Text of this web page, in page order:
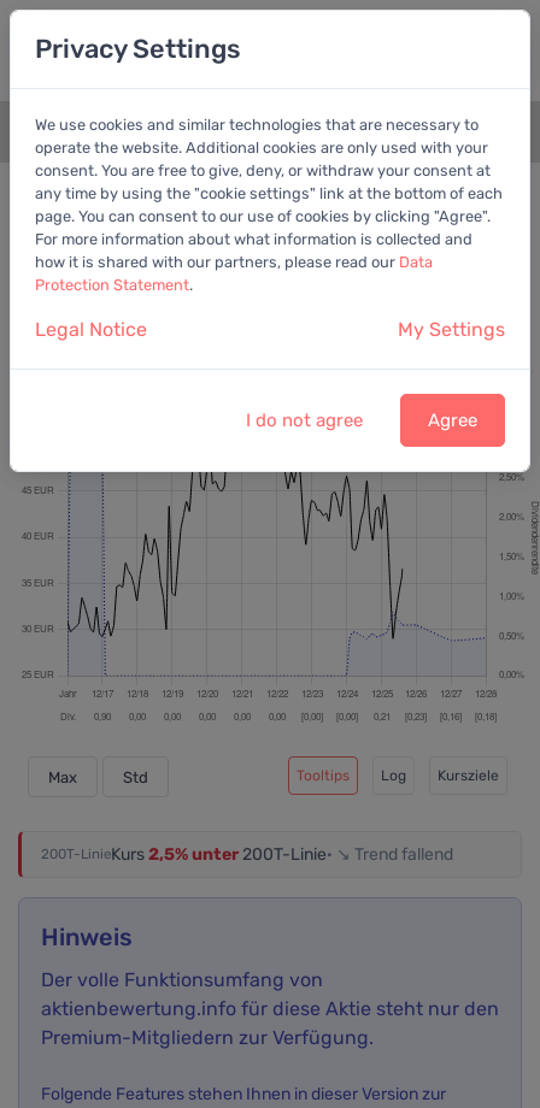
+
Bewertungschart Dividende
Empfohlen: Ber. Gewinn
Qiagen N.V. 36,58 EUR vom6.8.2026
Max Std Tooltips Log Kursziele
200T-LinieKurs2,5% unter200T-Linie· ↘ Trend fallend
Hinweis
Der volle Funktionsumfang von
aktienbewertung.info für diese Aktie steht nur den
Premium-Mitgliedern zur Verfügung.
Folgende Features stehen Ihnen in dieser Version zur
Privacy Settings
We use cookies and similar technologies that are necessary to
operate the website. Additional cookies are only used with your
consent. You are free to give, deny, or withdraw your consent at
any time by using the "cookie settings" link at the bottom of each
page. You can consent to our use of cookies by clicking "Agree".
For more information about what information is collected and
how it is shared with our partners, please read our Data
Protection Statement.
Legal Notice My Settings
I do not agree Agree